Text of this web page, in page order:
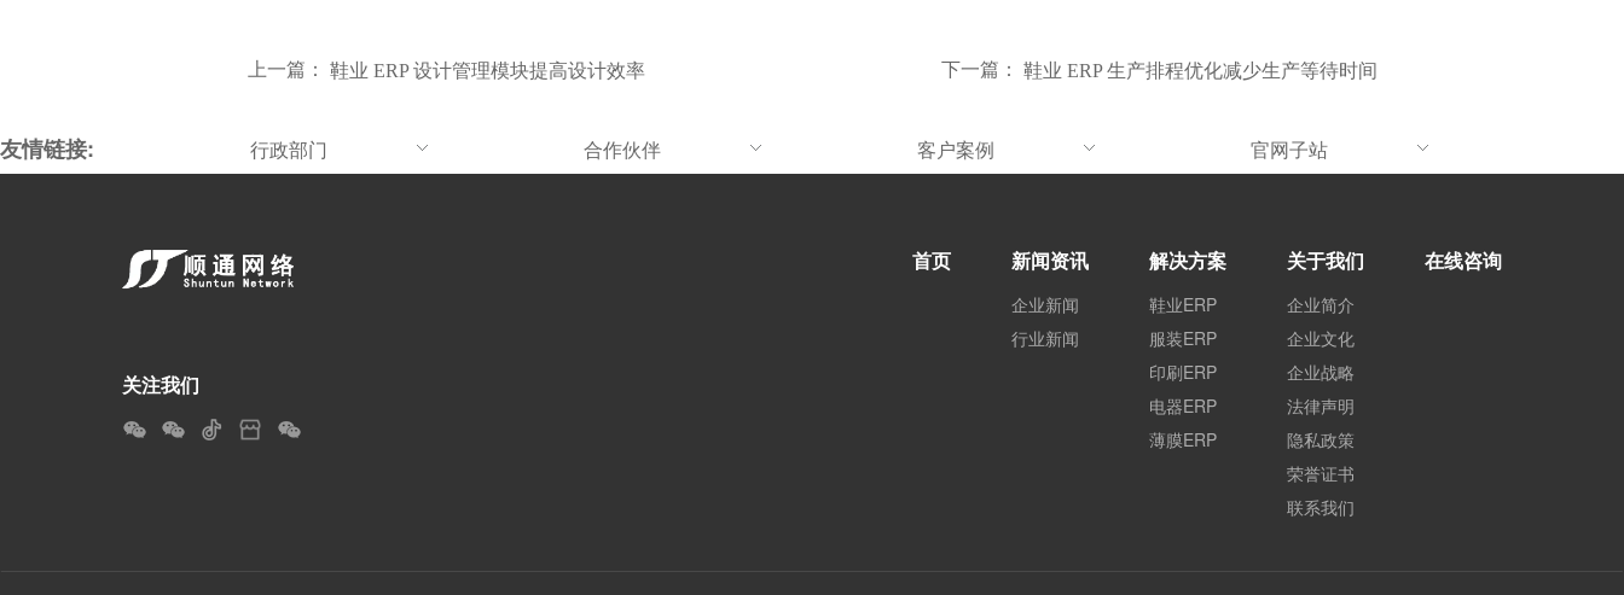
上一篇： 鞋业 ERP 设计管理模块提高设计效率 下一篇： 鞋业 ERP 生产排程优化减少生产等待时间
友情链接: 行政部门 合作伙伴 客户案例 官网子站
关注我们
首页 新闻资讯
企业新闻
行业新闻
解决方案
鞋业ERP
服装ERP
印刷ERP
电器ERP
薄膜ERP
关于我们
企业简介
企业文化
企业战略
法律声明
隐私政策
荣誉证书
联系我们
在线咨询